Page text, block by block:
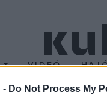
- Do Not Process My
VIDEÓ